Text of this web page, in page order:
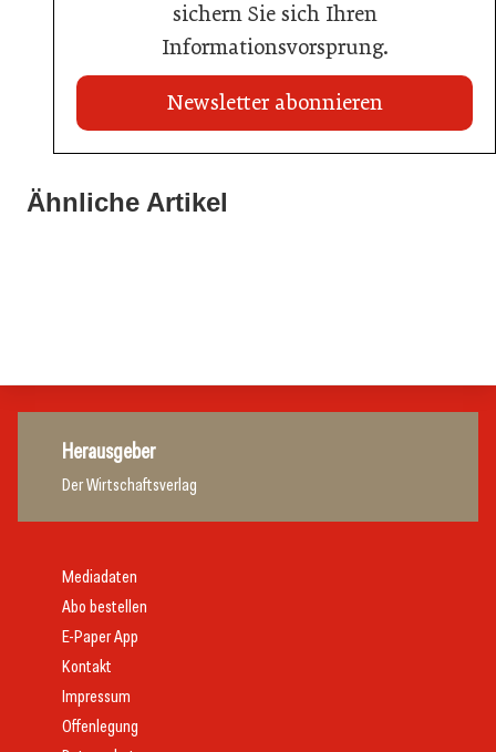
sichern Sie sich Ihren
Informationsvorsprung.
Newsletter abonnieren
Ähnliche Artikel
Travel Start-up Night 2026: Beste Tourismus-Idee
Herausgeber
Der Wirtschaftsverlag
Mediadaten
Abo bestellen
E-Paper App
Kontakt
Impressum
Offenlegung